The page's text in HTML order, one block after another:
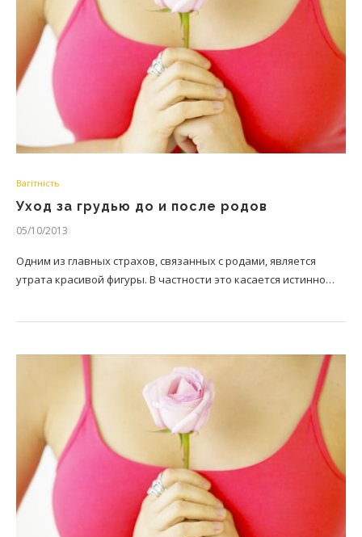
Вагітність
Уход за грудью до и после родов
05/10/2013
Одним из главных страхов, связанных с родами, является
утрата красивой фигуры. В частности это касается истинно…